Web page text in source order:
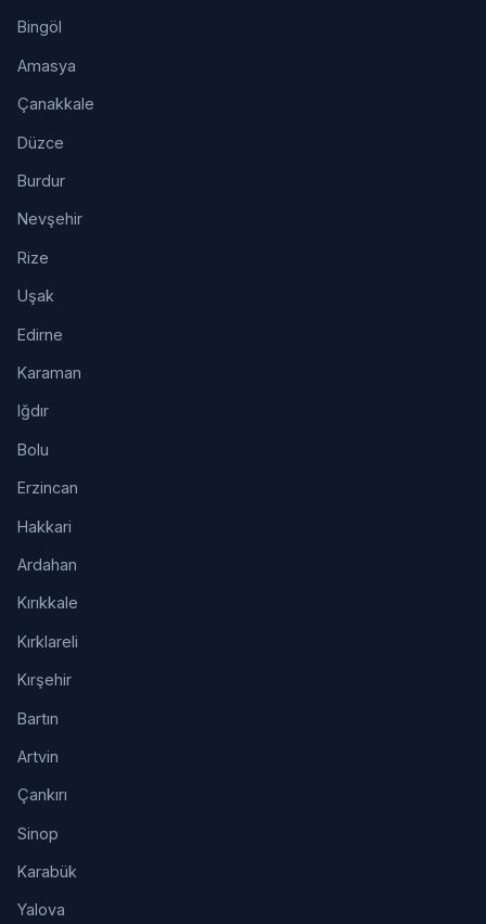
Bingöl
Amasya
Çanakkale
Düzce
Burdur
Nevşehir
Rize
Uşak
Edirne
Karaman
Iğdır
Bolu
Erzincan
Hakkari
Ardahan
Kırıkkale
Kırklareli
Kırşehir
Bartın
Artvin
Çankırı
Sinop
Karabük
Yalova